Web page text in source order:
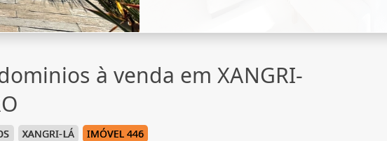
à venda em XANGRI-
XANGRI-LÁ IMÓVEL 446